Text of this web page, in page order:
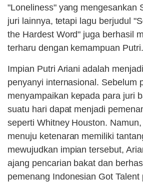
"Loneliness" yang mengesankan
juri lainnya, tetapi lagu berjudul
the Hardest Word" juga berhasil
terharu dengan kemampuan Putri.
Impian Putri Ariani adalah
penyanyi internasional. Sebelum
menyampaikan kepada para juri
suatu hari dapat menjadi
seperti Whitney Houston.
menuju ketenaran memiliki
mewujudkan impian tersebut,
ajang pencarian bakat dan
pemenang Indonesian Got Talent